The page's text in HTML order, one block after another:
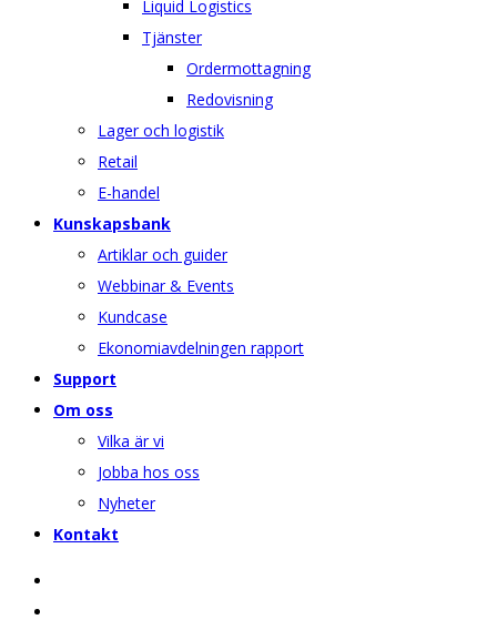
Liquid Logistics
Tjänster
Ordermottagning
Redovisning
Lager och logistik
Retail
E-handel
Kunskapsbank
Artiklar och guider
Webbinar & Events
Kundcase
Ekonomiavdelningen rapport
Support
Om oss
Vilka är vi
Jobba hos oss
Nyheter
Kontakt